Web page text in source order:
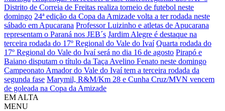
Distrito de Correia de Freitas realiza torneio de futebol neste
domingo 24ª edição da Copa da Amizade volta a ter rodada neste
sábado em Apucarana Professor Luizinho e atletas de Apucarana
representam o Paraná nos JEB´s Jardim Alegre é destaque na
terceira rodada do 17º Regional do Vale do Ivaí Quarta rodada do
17º Regional do Vale do Ivaí será no dia 16 de agosto Pirapó e
Baiano disputam o título da Taça Avelino Fenato neste domingo
Campeonato Amador do Vale do Ivaí tem a terceira rodada da
segunda fase Marymil, R&M/Km 28 e Cunha Cruz/MVN vencem
de goleada na Copa da Amizade
EM ALTA
MENU